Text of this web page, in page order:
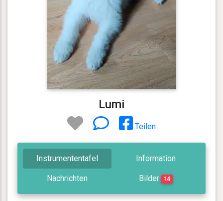
Lumi
Teilen
Instrumententafel Information
Nachrichten Bilder 14